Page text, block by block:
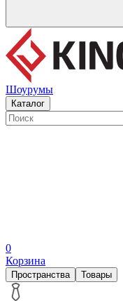
Шоурумы
Каталог
0
Корзина
Пространства Товары